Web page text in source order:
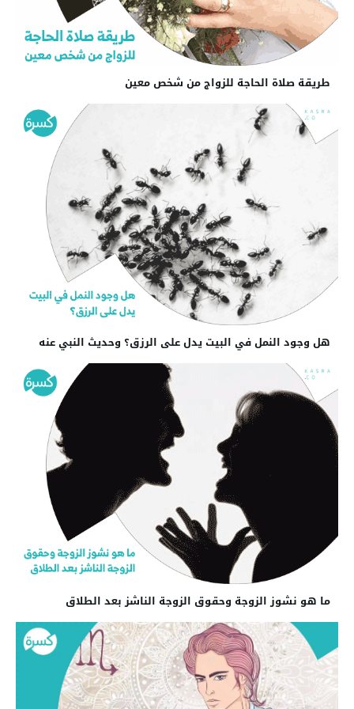
طريقة صلاة الحاجة للزواج من شخص معين
هل وجود النمل في البيت يدل على الرزق؟ وحديث النبي عنه
ما هو نشوز الزوجة وحقوق الزوجة الناشز بعد الطلاق